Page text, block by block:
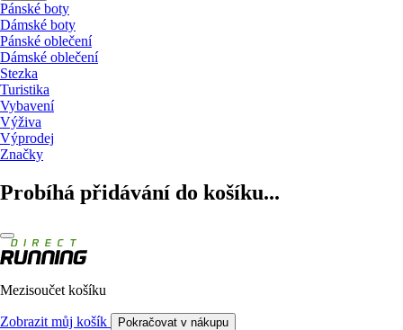
Pánské boty
Dámské boty
Pánské oblečení
Dámské oblečení
Stezka
Turistika
Vybavení
Výživa
Výprodej
Značky
Probíhá přidávání do košíku...
Mezisoučet košíku
Zobrazit můj košík Pokračovat v nákupu